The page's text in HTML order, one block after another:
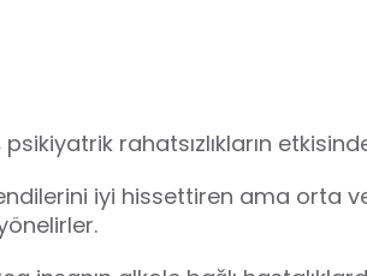
rahatsızlıkların
iyi hissettiren ama